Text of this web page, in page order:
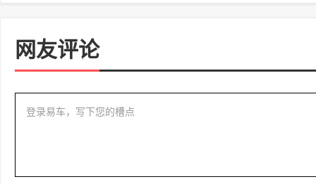
网友评论
登录易车，写下您的槽点